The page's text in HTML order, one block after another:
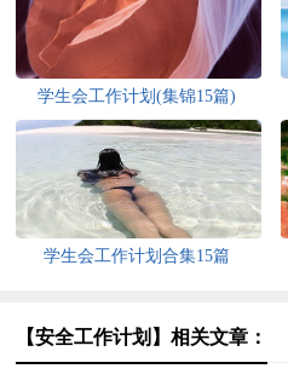
学生会工作计划(集锦15篇)
学生会工作计划合集15篇
【安全工作计划】相关文章：